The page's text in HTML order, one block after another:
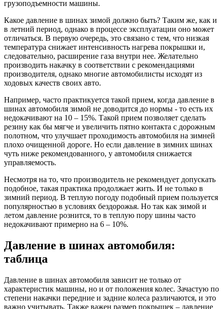
грузоподъемности машины.
Какое давление в шинах зимой должно быть? Таким же, как и
в летний период, однако в процессе эксплуатации оно может
отличаться. В первую очередь, это связано с тем, что низкая
температура снижает интенсивность нагрева покрышки и,
следовательно, расширение газа внутри нее. Желательно
производить накачку в соответствии с рекомендациями
производителя, однако многие автомобилисты исходят из
ходовых качеств своих авто.
Например, часто практикуется такой прием, когда давление в
шинах автомобиля зимой не доводится до нормы - то есть их
недокачивают на 10 – 15%. Такой прием позволяет сделать
резину как бы мягче и увеличить пятно контакта с дорожным
полотном, что улучшает проходимость автомобиля на зимней
плохо очищенной дороге. Но если давление в зимних шинах
чуть ниже рекомендованного, у автомобиля снижается
управляемость.
Несмотря на то, что производитель не рекомендует допускать
подобное, такая практика продолжает жить. И не только в
зимний период. В теплую погоду подобный прием пользуется
популярностью в условиях бездорожья. Но так как зимой и
летом давление рознится, то в теплую пору шины часто
недокачивают примерно на 6 – 10%.
Давление в шинах автомобиля:
таблица
Давление в шинах автомобиля зависит не только от
характеристик машины, но и от положения колес. Зачастую по
степени накачки передние и задние колеса различаются, и это
важно учитывать. Также важен размер покрышек – давление